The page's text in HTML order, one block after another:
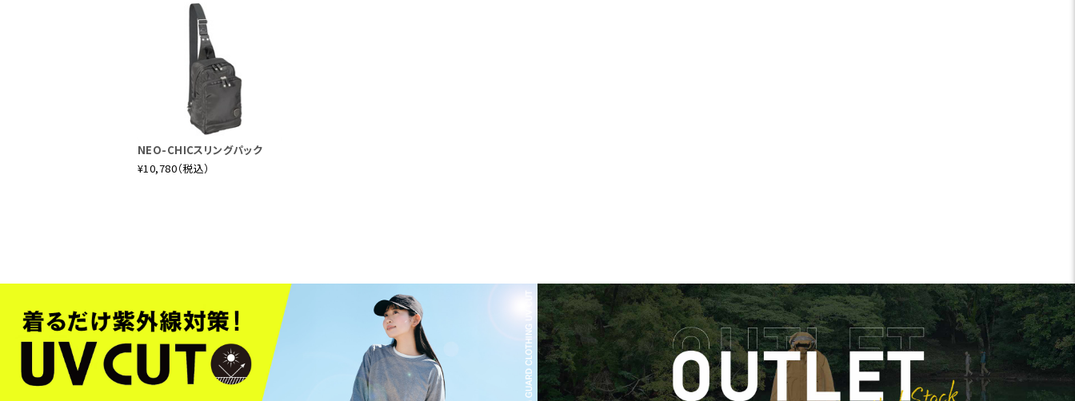
NEO-CHICスリングパック
¥10,780（税込）